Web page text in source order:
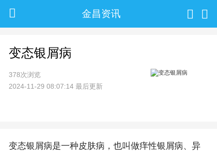
金昌资讯
变态银屑病
378次浏览
2024-11-29 08:07:14 最后更新
变态银屑病是一种皮肤病，也叫做痒性银屑病、异